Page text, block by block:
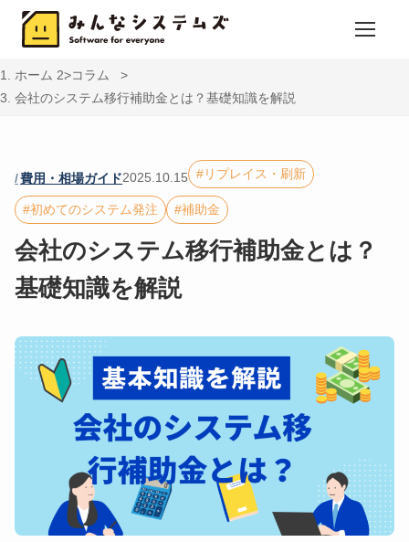
ホーム
コラム
会社のシステム移行補助金とは？基礎知識を解説
費用・相場ガイド2025.10.15 リプレイス・刷新
初めてのシステム発注 補助金
会社のシステム移行補助金とは？
基礎知識を解説